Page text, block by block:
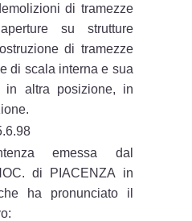
di tramezze
su strutture
di tramezze
di scala interna e sua
in altra posizione, in
emessa dal
di PIACENZA in
ha pronunciato il